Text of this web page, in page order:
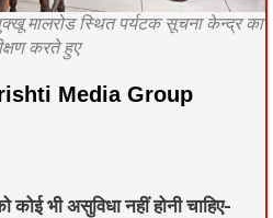
मालरोड स्थित पर्यटक सूचना केन्द्र का
करते हुए
Media Group
कोई भी असुविधा नहीं होनी चाहिए-